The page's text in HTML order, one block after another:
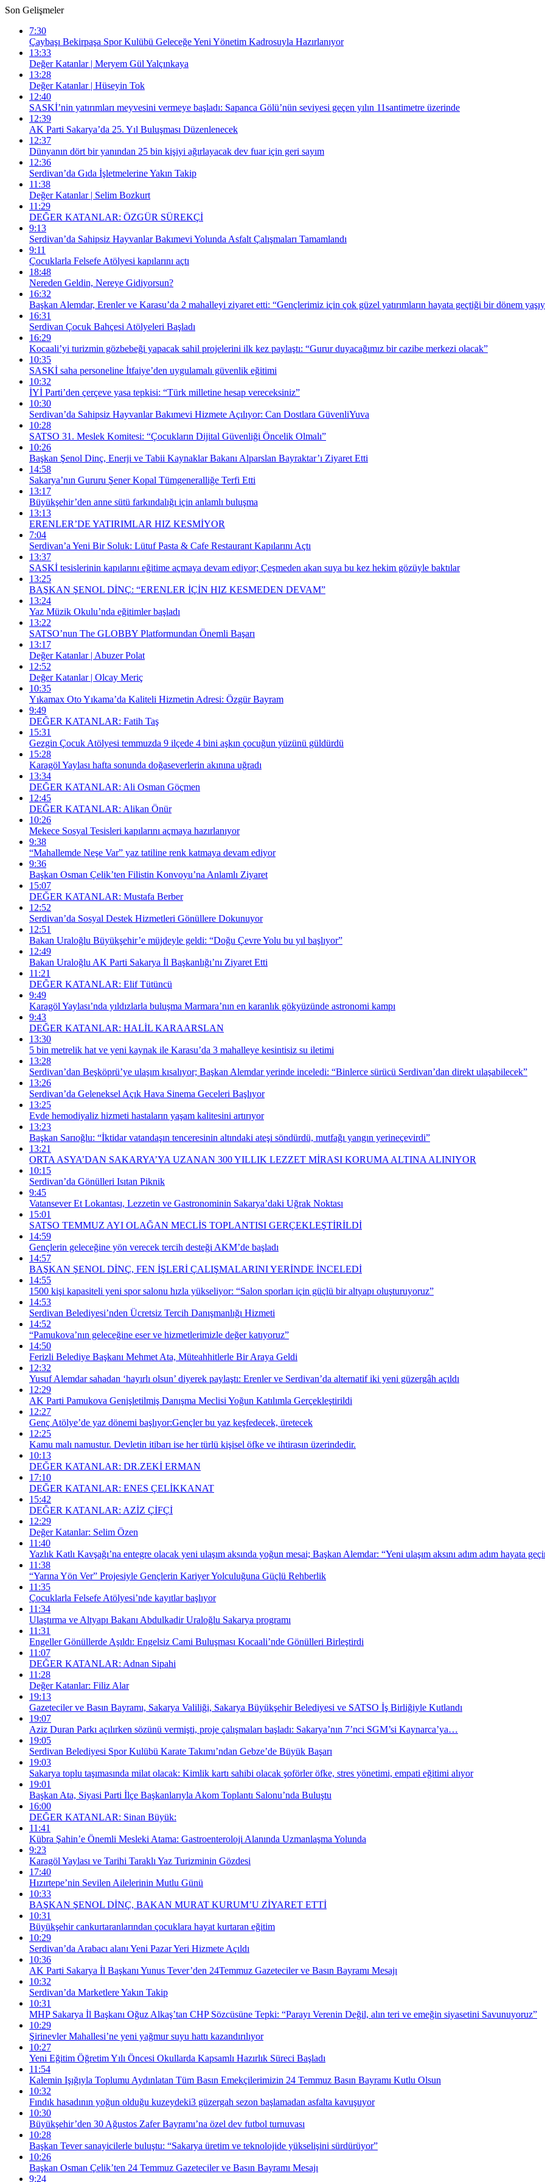
Son Gelişmeler
7:30
Çaybaşı Bekirpaşa Spor Kulübü Geleceğe Yeni Yönetim Kadrosuyla Hazırlanıyor
13:33
Değer Katanlar | Meryem Gül Yalçınkaya
13:28
Değer Katanlar | Hüseyin Tok
12:40
SASKİ’nin yatırımları meyvesini vermeye başladı: Sapanca Gölü’nün seviyesi geçen yılın 11santimetre üzerinde
12:39
AK Parti Sakarya’da 25. Yıl Buluşması Düzenlenecek
12:37
Dünyanın dört bir yanından 25 bin kişiyi ağırlayacak dev fuar için geri sayım
12:36
Serdivan’da Gıda İşletmelerine Yakın Takip
11:38
Değer Katanlar | Selim Bozkurt
11:29
DEĞER KATANLAR: ÖZGÜR SÜREKÇİ
9:13
Serdivan’da Sahipsiz Hayvanlar Bakımevi Yolunda Asfalt Çalışmaları Tamamlandı
9:11
Çocuklarla Felsefe Atölyesi kapılarını açtı
18:48
Nereden Geldin, Nereye Gidiyorsun?
16:32
Başkan Alemdar, Erenler ve Karasu’da 2 mahalleyi ziyaret etti: “Gençlerimiz için çok güzel yatırımların hayata geçtiği bir dönem
16:31
Serdivan Çocuk Bahçesi Atölyeleri Başladı
16:29
Kocaali’yi turizmin gözbebeği yapacak sahil projelerini ilk kez paylaştı: “Gurur duyacağımız bir cazibe merkezi olacak”
10:35
SASKİ saha personeline İtfaiye’den uygulamalı güvenlik eğitimi
10:32
İYİ Parti’den çerçeve yasa tepkisi: “Türk milletine hesap vereceksiniz”
10:30
Serdivan’da Sahipsiz Hayvanlar Bakımevi Hizmete Açılıyor: Can Dostlara GüvenliYuva
10:28
SATSO 31. Meslek Komitesi: “Çocukların Dijital Güvenliği Öncelik Olmalı”
10:26
Başkan Şenol Dinç, Enerji ve Tabii Kaynaklar Bakanı Alparslan Bayraktar’ı Ziyaret Etti
14:58
Sakarya’nın Gururu Şener Kopal Tümgeneralliğe Terfi Etti
13:17
Büyükşehir’den anne sütü farkındalığı için anlamlı buluşma
13:13
ERENLER’DE YATIRIMLAR HIZ KESMİYOR
7:04
Serdivan’a Yeni Bir Soluk: Lütuf Pasta & Cafe Restaurant Kapılarını Açtı
13:37
SASKİ tesislerinin kapılarını eğitime açmaya devam ediyor; Çeşmeden akan suya bu kez hekim gözüyle baktılar
13:25
BAŞKAN ŞENOL DİNÇ: “ERENLER İÇİN HIZ KESMEDEN DEVAM”
13:24
Yaz Müzik Okulu’nda eğitimler başladı
13:22
SATSO’nun The GLOBBY Platformundan Önemli Başarı
13:17
Değer Katanlar | Abuzer Polat
12:52
Değer Katanlar | Olcay Meriç
10:35
Yıkamax Oto Yıkama’da Kaliteli Hizmetin Adresi: Özgür Bayram
9:49
DEĞER KATANLAR: Fatih Taş
15:31
Gezgin Çocuk Atölyesi temmuzda 9 ilçede 4 bini aşkın çocuğun yüzünü güldürdü
15:28
Karagöl Yaylası hafta sonunda doğaseverlerin akınına uğradı
13:34
DEĞER KATANLAR: Ali Osman Göçmen
12:45
DEĞER KATANLAR: Alikan Önür
10:26
Mekece Sosyal Tesisleri kapılarını açmaya hazırlanıyor
9:38
“Mahallemde Neşe Var” yaz tatiline renk katmaya devam ediyor
9:36
Başkan Osman Çelik’ten Filistin Konvoyu’na Anlamlı Ziyaret
15:07
DEĞER KATANLAR: Mustafa Berber
12:52
Serdivan’da Sosyal Destek Hizmetleri Gönüllere Dokunuyor
12:51
Bakan Uraloğlu Büyükşehir’e müjdeyle geldi: “Doğu Çevre Yolu bu yıl başlıyor”
12:49
Bakan Uraloğlu AK Parti Sakarya İl Başkanlığı’nı Ziyaret Etti
11:21
DEĞER KATANLAR: Elif Tütüncü
9:49
Karagöl Yaylası’nda yıldızlarla buluşma Marmara’nın en karanlık gökyüzünde astronomi kampı
9:43
DEĞER KATANLAR: HALİL KARAARSLAN
13:30
5 bin metrelik hat ve yeni kaynak ile Karasu’da 3 mahalleye kesintisiz su iletimi
13:28
Serdivan’dan Beşköprü’ye ulaşım kısalıyor; Başkan Alemdar yerinde inceledi: “Binlerce sürücü Serdivan’dan direkt ulaşabilecek”
13:26
Serdivan’da Geleneksel Açık Hava Sinema Geceleri Başlıyor
13:25
Evde hemodiyaliz hizmeti hastaların yaşam kalitesini artırıyor
13:23
Başkan Sarıoğlu: “İktidar vatandaşın tenceresinin altındaki ateşi söndürdü, mutfağı yangın yerineçevirdi”
13:21
ORTA ASYA’DAN SAKARYA’YA UZANAN 300 YILLIK LEZZET MİRASI KORUMA ALTINA ALINIYOR
10:15
Serdivan’da Gönülleri Isıtan Piknik
9:45
Vatansever Et Lokantası, Lezzetin ve Gastronominin Sakarya’daki Uğrak Noktası
15:01
SATSO TEMMUZ AYI OLAĞAN MECLİS TOPLANTISI GERÇEKLEŞTİRİLDİ
14:59
Gençlerin geleceğine yön verecek tercih desteği AKM’de başladı
14:57
BAŞKAN ŞENOL DİNÇ, FEN İŞLERİ ÇALIŞMALARINI YERİNDE İNCELEDİ
14:55
1500 kişi kapasiteli yeni spor salonu hızla yükseliyor: “Salon sporları için güçlü bir altyapı oluşturuyoruz”
14:53
Serdivan Belediyesi’nden Ücretsiz Tercih Danışmanlığı Hizmeti
14:52
“Pamukova’nın geleceğine eser ve hizmetlerimizle değer katıyoruz”
14:50
Ferizli Belediye Başkanı Mehmet Ata, Müteahhitlerle Bir Araya Geldi
12:32
Yusuf Alemdar sahadan ‘hayırlı olsun’ diyerek paylaştı: Erenler ve Serdivan’da alternatif iki yeni güzergâh açıldı
12:29
AK Parti Pamukova Genişletilmiş Danışma Meclisi Yoğun Katılımla Gerçekleştirildi
12:27
Genç Atölye’de yaz dönemi başlıyor:Gençler bu yaz keşfedecek, üretecek
12:25
Kamu malı namustur. Devletin itibarı ise her türlü kişisel öfke ve ihtirasın üzerindedir.
10:13
DEĞER KATANLAR: DR.ZEKİ ERMAN
17:10
DEĞER KATANLAR: ENES ÇELİKKANAT
15:42
DEĞER KATANLAR: AZİZ ÇİFÇİ
12:29
Değer Katanlar: Selim Özen
11:40
Yazlık Katlı Kavşağı’na entegre olacak yeni ulaşım aksında yoğun mesai; Başkan Alemdar: “Yeni ulaşım aksını adım adım hayata
11:38
“Yarına Yön Ver” Projesiyle Gençlerin Kariyer Yolculuğuna Güçlü Rehberlik
11:35
Çocuklarla Felsefe Atölyesi’nde kayıtlar başlıyor
11:34
Ulaştırma ve Altyapı Bakanı Abdulkadir Uraloğlu Sakarya programı
11:31
Engeller Gönüllerde Aşıldı: Engelsiz Cami Buluşması Kocaali’nde Gönülleri Birleştirdi
11:07
DEĞER KATANLAR: Adnan Sipahi
11:28
Değer Katanlar: Filiz Alar
19:13
Gazeteciler ve Basın Bayramı, Sakarya Valiliği, Sakarya Büyükşehir Belediyesi ve SATSO İş Birliğiyle Kutlandı
19:07
Aziz Duran Parkı açılırken sözünü vermişti, proje çalışmaları başladı: Sakarya’nın 7’nci SGM’si Kaynarca’ya…
19:05
Serdivan Belediyesi Spor Kulübü Karate Takımı’ndan Gebze’de Büyük Başarı
19:03
Sakarya toplu taşımasında milat olacak: Kimlik kartı sahibi olacak şoförler öfke, stres yönetimi, empati eğitimi alıyor
19:01
Başkan Ata, Siyasi Parti İlçe Başkanlarıyla Akom Toplantı Salonu’nda Buluştu
16:00
DEĞER KATANLAR: Sinan Büyük:
11:41
Kübra Şahin’e Önemli Mesleki Atama: Gastroenteroloji Alanında Uzmanlaşma Yolunda
9:23
Karagöl Yaylası ve Tarihi Taraklı Yaz Turizminin Gözdesi
17:40
Hızırtepe’nin Sevilen Ailelerinin Mutlu Günü
10:33
BAŞKAN ŞENOL DİNÇ, BAKAN MURAT KURUM’U ZİYARET ETTİ
10:31
Büyükşehir cankurtaranlarından çocuklara hayat kurtaran eğitim
10:29
Serdivan’da Arabacı alanı Yeni Pazar Yeri Hizmete Açıldı
10:36
AK Parti Sakarya İl Başkanı Yunus Tever’den 24Temmuz Gazeteciler ve Basın Bayramı Mesajı
10:32
Serdivan’da Marketlere Yakın Takip
10:31
MHP Sakarya İl Başkanı Oğuz Alkaş’tan CHP Sözcüsüne Tepki: “Parayı Verenin Değil, alın teri ve emeğin siyasetini Savunuyoruz”
10:29
Şirinevler Mahallesi’ne yeni yağmur suyu hattı kazandırılıyor
10:27
Yeni Eğitim Öğretim Yılı Öncesi Okullarda Kapsamlı Hazırlık Süreci Başladı
11:54
Kalemin Işığıyla Toplumu Aydınlatan Tüm Basın Emekçilerimizin 24 Temmuz Basın Bayramı Kutlu Olsun
10:32
Fındık hasadının yoğun olduğu kuzeydeki3 güzergah sezon başlamadan asfalta kavuşuyor
10:30
Büyükşehir’den 30 Ağustos Zafer Bayramı’na özel dev futbol turnuvası
10:28
Başkan Tever sanayicilerle buluştu: “Sakarya üretim ve teknolojide yükselişini sürdürüyor”
10:26
Başkan Osman Çelik’ten 24 Temmuz Gazeteciler ve Basın Bayramı Mesajı
9:24